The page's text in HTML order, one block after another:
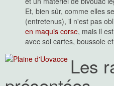
Et, bien sûr, comme elles
(entretenus), il n'est pas
en maquis corse, mais il
avec soi cartes, boussole
Les